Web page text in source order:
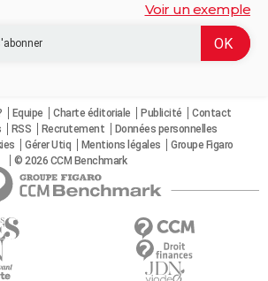
Voir un exemple
Equipe Charte éditoriale Publicité
Contact
RSS Recrutement
Données personnelles
Gérer Utiq Mentions légales
Groupe Figaro
© 2026 CCM Benchmark